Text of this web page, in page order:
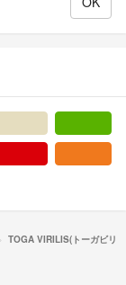
TOGA VIRILIS(トーガビリ